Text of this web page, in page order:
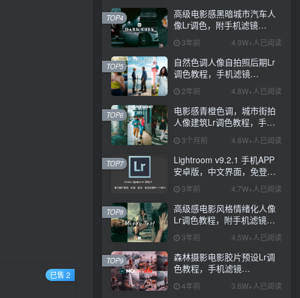
已售 2
高级电影感黑暗城市汽车人
像Lr调色，附手机滤镜
PS+Lightroom预设下载！
3年前 4.9W+人已阅读
TOP4
自然色调人像自拍照后期Lr
调色教程，手机滤镜
PS+Lightroom预设下载！
2年前 4.8W+人已阅读
TOP5
电影感青橙色调，城市街拍
人像建筑Lr调色教程，手机
滤镜PS+Lightroom预设下
载！3个月前 4.8W+人已阅读
TOP6
Lightroom v9.2.1 手机APP
安卓版，中文界面，免登录
直接激活破解版！
3年前 4.7W+人已阅读
TOP7
高级感电影风格情绪化人像
Lr调色教程，附手机滤镜
PS+Lightroom预设下载！
3年前 4.5W+人已阅读
TOP8
森林摄影电影胶片预设Lr调
色教程，手机滤镜
Lightroom+Ps预设下载！
4年前 3.6W+人已阅读
TOP9